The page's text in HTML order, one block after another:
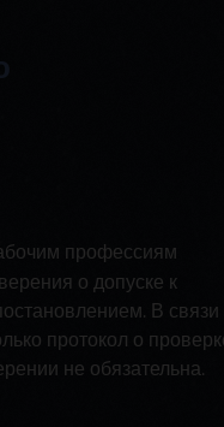
профессиям
о допуске к
В связи
протокол о
не обязательна.